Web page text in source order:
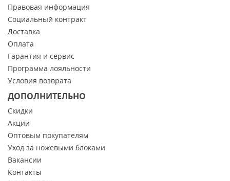
Правовая информация
Социальный контракт
Доставка
Оплата
Гарантия и сервис
Программа лояльности
Условия возврата
ДОПОЛНИТЕЛЬНО
Скидки
Акции
Оптовым покупателям
Уход за ножевыми блоками
Вакансии
Контакты